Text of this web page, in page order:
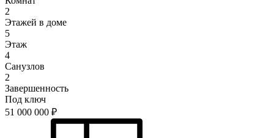
2
Этажей в доме
5
Этаж
4
Санузлов
2
Завершенность
Под ключ
51 000 000 ₽